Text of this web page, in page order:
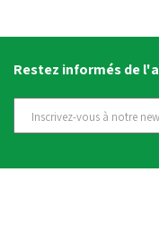
Restez informés de